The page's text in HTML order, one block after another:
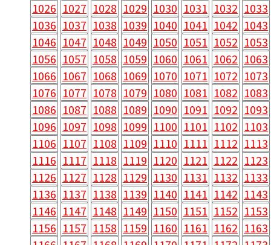
1026 1027 1028 1029 1030 1031 1032 1033
1036 1037 1038 1039 1040 1041 1042 1043
1046 1047 1048 1049 1050 1051 1052 1053
1056 1057 1058 1059 1060 1061 1062 1063
1066 1067 1068 1069 1070 1071 1072 1073
1076 1077 1078 1079 1080 1081 1082 1083
1086 1087 1088 1089 1090 1091 1092 1093
1096 1097 1098 1099 1100 1101 1102 1103
1106 1107 1108 1109 1110 1111 1112 1113
1116 1117 1118 1119 1120 1121 1122 1123
1126 1127 1128 1129 1130 1131 1132 1133
1136 1137 1138 1139 1140 1141 1142 1143
1146 1147 1148 1149 1150 1151 1152 1153
1156 1157 1158 1159 1160 1161 1162 1163